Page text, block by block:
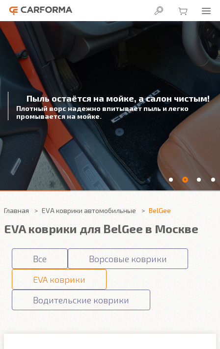
Пыль остаётся на мойке, а салон чистым!
Плотный ворс надежно впитывает пыль и легко
промывается на мойке.
Главная EVA коврики автомобильные BelGee
EVA коврики для BelGee в Москве
Все
Ворсовые коврики
EVA коврики
Водительские коврики